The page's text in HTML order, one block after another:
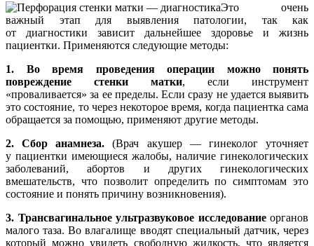
Это очень
важный этап для выявления патологии, так как
от диагностики зависит дальнейшее здоровье и жизнь
пациентки. Применяются следующие методы:
1. Во время проведения операции можно понять
повреждение стенки матки, если инструмент
«проваливается» за ее пределы. Если сразу не удается выявить
это состояние, то через некоторое время, когда пациентка сама
обращается за помощью, применяют другие методы.
2. Сбор анамнеза. (Врач акушер — гинеколог уточняет
у пациентки имеющиеся жалобы, наличие гинекологических
заболеваний, абортов и других гинекологических
вмешательств, что позволит определить по симптомам это
состояние и понять причину возникновения).
3. Трансвагинальное ультразвуковое исследованиеорганов
малого таза. Во влагалище вводят специальный датчик, через
который можно увидеть свободную жидкость, что является